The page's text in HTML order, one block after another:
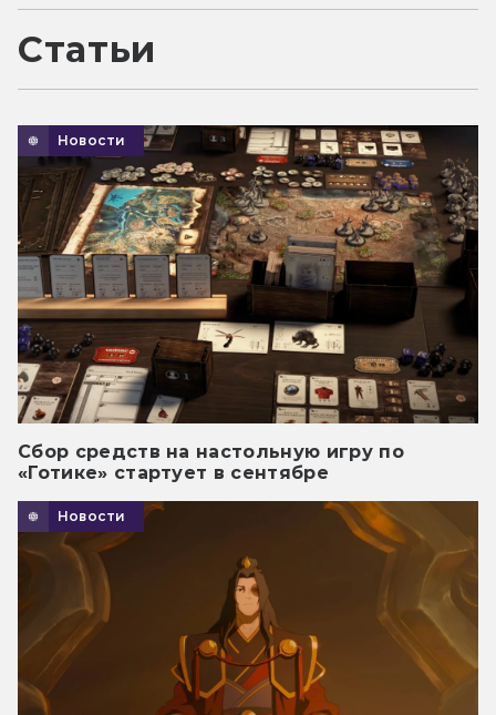
Статьи
Новости
Сбор средств на настольную игру по
«Готике» стартует в сентябре
Новости